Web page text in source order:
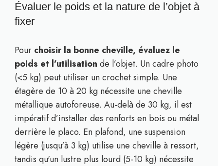
Évaluer le poids et la nature de l’objet à
fixer
Pour choisir la bonne cheville, évaluez le
poids et l’utilisation de l’objet. Un cadre photo
(<5 kg) peut utiliser un crochet simple. Une
étagère de 10 à 20 kg nécessite une cheville
métallique autoforeuse. Au-delà de 30 kg, il est
impératif d’installer des renforts en bois ou métal
derrière le placo. En plafond, une suspension
légère (jusqu'à 3 kg) utilise une cheville à ressort,
tandis qu'un lustre plus lourd (5-10 kg) nécessite